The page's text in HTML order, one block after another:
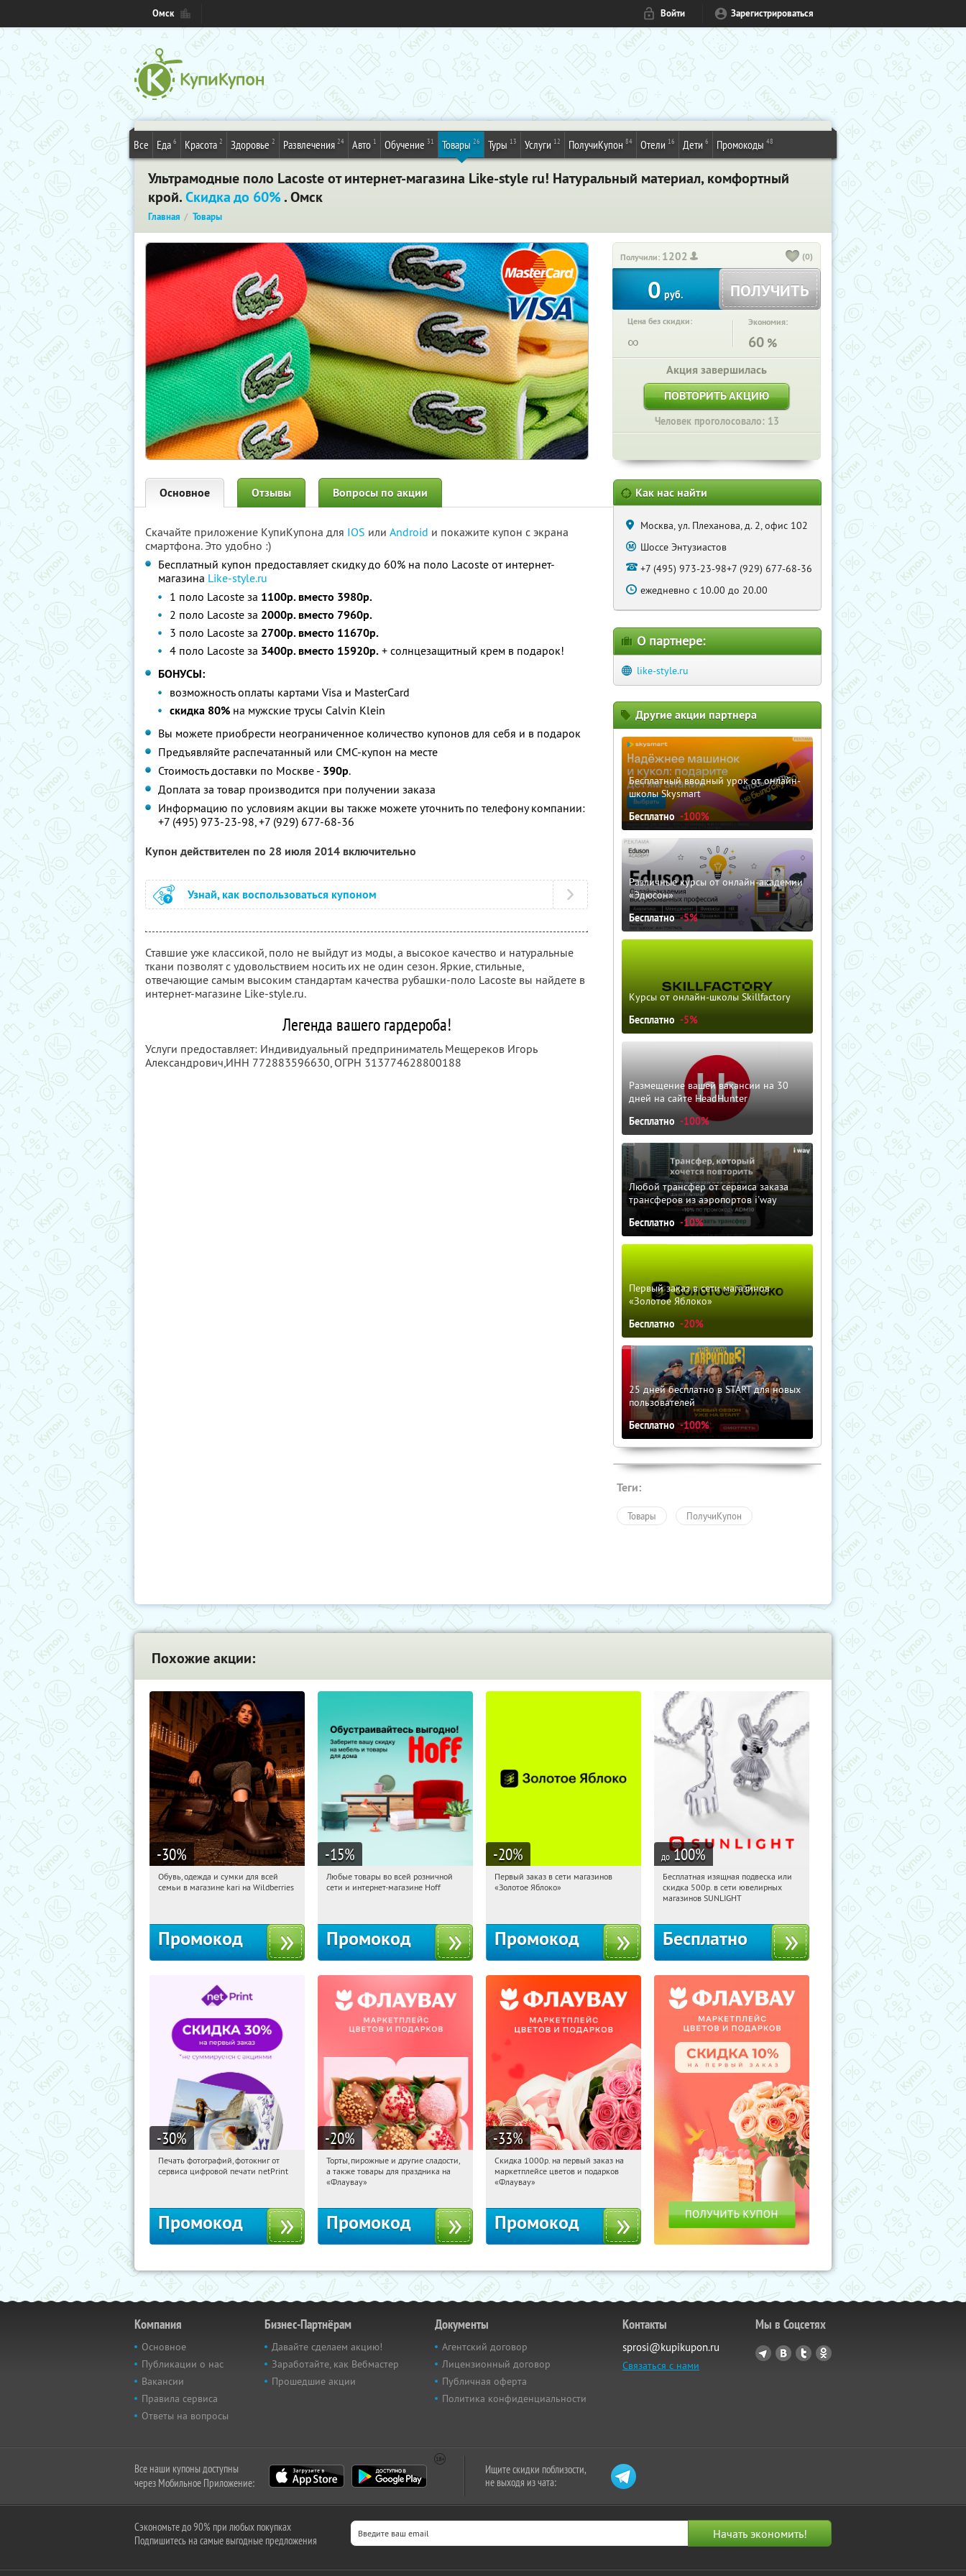
Омск Войти Зарегистрироваться
Все Еда 6 Красота 2 Здоровье 2 Развлечения 24 Авто 1 Обучение 31 Товары 26 Туры 13 Услуги 12 ПолучиКупон 84 Отели 16 Дети 6 Промокоды 48
Ультрамодные поло Lacoste от интернет-магазина Like-style ru! Натуральный материал, комфортный
крой.Скидка до 60%. Омск
Главная Товары
Получили: 1202 (0)
0 руб. ПОЛУЧИТЬ
Цена без скидки:
∞
Экономия:
60 %
Акция завершилась
ПОВТОРИТЬ АКЦИЮ
Человек проголосовало: 13
Основное Отзывы Вопросы по акции
Скачайте приложение КупиКупона для IOS или Android и покажите купон с экрана
смартфона. Это удобно :)
Бесплатный купон предоставляет скидку до 60% на поло Lacoste от интернет-
магазина Like-style.ru
1 поло Lacoste за 1100р. вместо 3980р.
2 поло Lacoste за 2000р. вместо 7960р.
3 поло Lacoste за 2700р. вместо 11670р.
4 поло Lacoste за 3400р. вместо 15920р. + солнцезащитный крем в подарок!
БОНУСЫ:
возможность оплаты картами Visa и MasterCard
скидка 80% на мужские трусы Calvin Klein
Вы можете приобрести неограниченное количество купонов для себя и в подарок
Предъявляйте распечатанный или СМС-купон на месте
Стоимость доставки по Москве - 390р.
Доплата за товар производится при получении заказа
Информацию по условиям акции вы также можете уточнить по телефону компании:
+7 (495) 973-23-98, +7 (929) 677-68-36
Купон действителен по 28 июля 2014 включительно
Узнай, как воспользоваться купоном
Ставшие уже классикой, поло не выйдут из моды, а высокое качество и натуральные
ткани позволят с удовольствием носить их не один сезон. Яркие, стильные,
отвечающие самым высоким стандартам качества рубашки-поло Lacoste вы найдете в
интернет-магазине Like-style.ru.
Легенда вашего гардероба!
Услуги предоставляет: Индивидуальный предприниматель Мещереков Игорь
Александрович,ИНН 772883596630, ОГРН 313774628800188
Как нас найти
Москва, ул. Плеханова, д. 2, офис 102
Шоссе Энтузиастов
+7 (495) 973-23-98+7 (929) 677-68-36
ежедневно с 10.00 до 20.00
О партнере:
like-style.ru
Другие акции партнера
Бесплатный вводный урок от онлайн-
школы Skysmart
Бесплатно -100%
Различные курсы от онлайн-академии
«Эдюсон»
Бесплатно -5%
Курсы от онлайн-школы Skillfactory
Бесплатно -5%
Размещение вашей вакансии на 30
дней на сайте HeadHunter
Бесплатно -100%
Любой трансфер от сервиса заказа
трансферов из аэропортов i'way
Бесплатно -10%
Первый заказ в сети магазинов
«Золотое Яблоко»
Бесплатно -20%
25 дней бесплатно в START для новых
пользователей
Бесплатно -100%
Теги:
Товары ПолучиКупон
Похожие акции:
-30%
00:00:43 Получили:
Обувь, одежда и сумки для всей
семьи в магазине kari на Wildberries
Промокод
-15%
00:00:43 Получили:
Любые товары во всей розничной
сети и интернет-магазине Hoff
Промокод
-20%
00:00:43
Получи первым!
Первый заказ в сети магазинов
«Золотое Яблоко»
Промокод
до 100%
00:00:43 Получили:
Россия
Бесплатная изящная подвеска или
скидка 500р. в сети ювелирных
магазинов SUNLIGHT
Бесплатно
-30%
00:00:43 Получили:
Печать фотографий, фотокниг от
сервиса цифровой печати netPrint
Промокод
-20%
00:00:43 Получили:
Россия
Торты, пирожные и другие сладости,
а также товары для праздника на
«Флаувау»
Промокод
-33%
00:00:43 Получили:
Россия
Скидка 1000р. на первый заказ на
маркетплейсе цветов и подарков
«Флаувау»
Промокод
Компания
Основное
Публикации о нас
Вакансии
Правила сервиса
Ответы на вопросы
Бизнес-Партнёрам
Давайте сделаем акцию!
Заработайте, как Вебмастер
Прошедшие акции
Документы
Агентский договор
Лицензионный договор
Публичная оферта
Политика конфиденциальности
Контакты
sprosi@kupikupon.ru
Связаться с нами
Мы в Соцсетях
Все наши купоны доступны
через Мобильное Приложение:
Ищите скидки поблизости,
не выходя из чата:
Сэкономьте до 90% при любых покупках
Подпишитесь на самые выгодные предложения